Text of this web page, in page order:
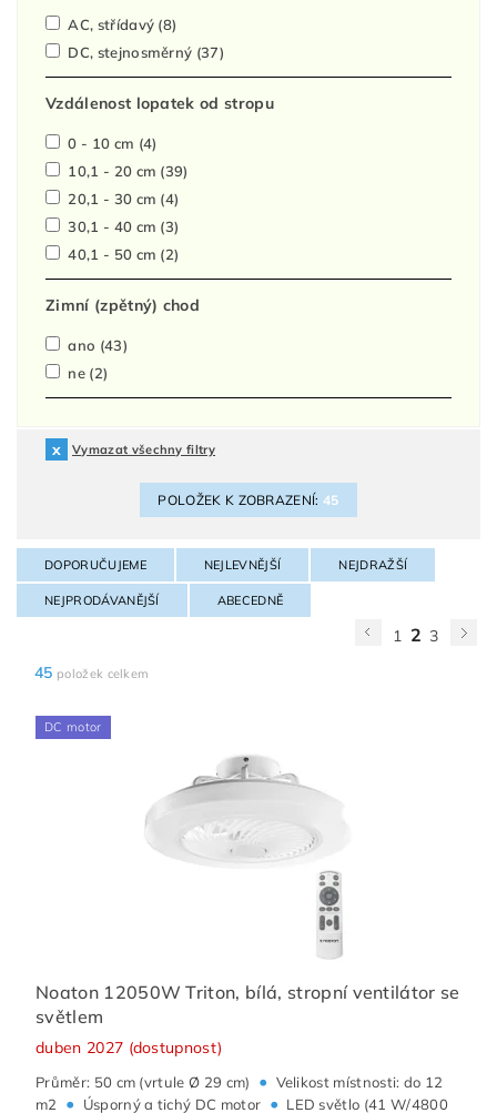
AC, střídavý (8)
DC, stejnosměrný (37)
Vzdálenost lopatek od stropu
0 - 10 cm (4)
10,1 - 20 cm (39)
20,1 - 30 cm (4)
30,1 - 40 cm (3)
40,1 - 50 cm (2)
Zimní (zpětný) chod
ano (43)
ne (2)
Vymazat všechny filtry
POLOŽEK K ZOBRAZENÍ:45
DOPORUČUJEME NEJLEVNĚJŠÍ NEJDRAŽŠÍ
NEJPRODÁVANĚJŠÍ ABECEDNĚ
1 2 3
45 položek celkem
DC motor
Noaton 12050W Triton, bílá, stropní ventilátor se
světlem
duben 2027 (dostupnost)
Průměr: 50 cm (vrtule Ø 29 cm) • Velikost místnosti: do 12
m2
• Úsporný a tichý DC motor • LED světlo (41 W/4800